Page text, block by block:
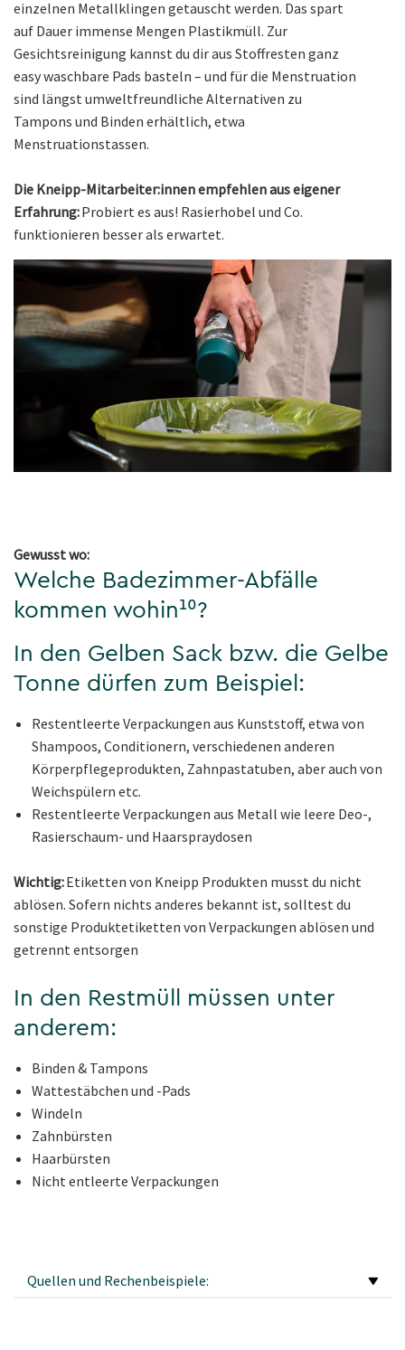
einzelnen Metallklingen getauscht werden. Das spart
auf Dauer immense Mengen Plastikmüll. Zur
Gesichtsreinigung kannst du dir aus Stoffresten ganz
easy waschbare Pads basteln – und für die Menstruation
sind längst umweltfreundliche Alternativen zu
Tampons und Binden erhältlich, etwa
Menstruationstassen.
Die Kneipp-Mitarbeiter:innen empfehlen aus eigener
Erfahrung:Probiert es aus! Rasierhobel und Co.
funktionieren besser als erwartet.
Gewusst wo:
Welche Badezimmer-Abfälle
kommen wohin¹⁰?
In den Gelben Sack bzw. die Gelbe
Tonne dürfen zum Beispiel:
Restentleerte Verpackungen aus Kunststoff, etwa von
Shampoos, Conditionern, verschiedenen anderen
Körperpflegeprodukten, Zahnpastatuben, aber auch von
Weichspülern etc.
Restentleerte Verpackungen aus Metall wie leere Deo-,
Rasierschaum- und Haarspraydosen
Wichtig:Etiketten von Kneipp Produkten musst du nicht
ablösen. Sofern nichts anderes bekannt ist, solltest du
sonstige Produktetiketten von Verpackungen ablösen und
getrennt entsorgen
In den Restmüll müssen unter
anderem:
Binden & Tampons
Wattestäbchen und -Pads
Windeln
Zahnbürsten
Haarbürsten
Nicht entleerte Verpackungen
Quellen und Rechenbeispiele: